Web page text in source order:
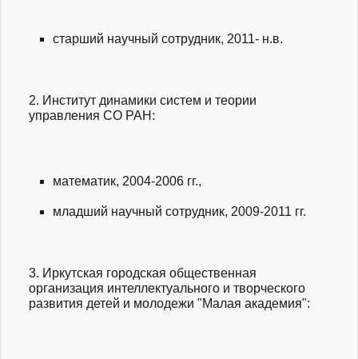
старший научный сотрудник, 2011- н.в.
2. Институт динамики систем и теории
управления СО РАН:
математик, 2004-2006 гг.,
младший научный сотрудник, 2009-2011 гг.
3. Иркутская городская общественная
организация интеллектуального и творческого
развития детей и молодежи "Малая академия":